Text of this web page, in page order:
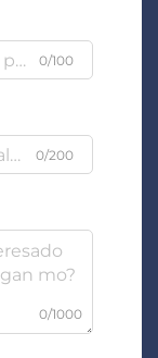
0/100
0/200
0/1000